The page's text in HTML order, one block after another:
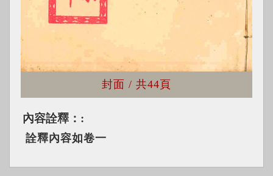
封面 / 共44頁
內容詮釋：
詮釋內容如卷一